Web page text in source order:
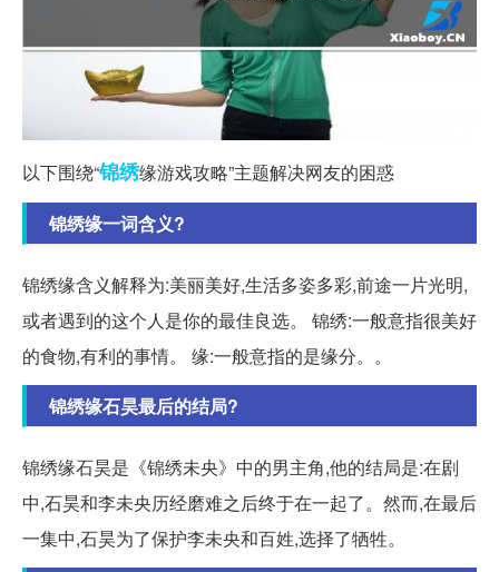
以下围绕“锦绣缘游戏攻略”主题解决网友的困惑
锦绣缘一词含义?
锦绣缘含义解释为:美丽美好,生活多姿多彩,前途一片光明,
或者遇到的这个人是你的最佳良选。 锦绣:一般意指很美好
的食物,有利的事情。 缘:一般意指的是缘分。。
锦绣缘石昊最后的结局?
锦绣缘石昊是《锦绣未央》中的男主角,他的结局是:在剧
中,石昊和李未央历经磨难之后终于在一起了。然而,在最后
一集中,石昊为了保护李未央和百姓,选择了牺牲。